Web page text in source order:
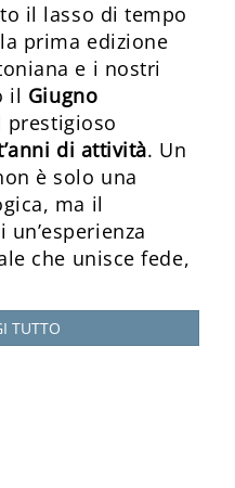
il lasso di tempo
prima edizione
e i nostri
il Giugno
prestigioso
di attività. Un
è solo una
ma il
che unisce fede,
TUTTO